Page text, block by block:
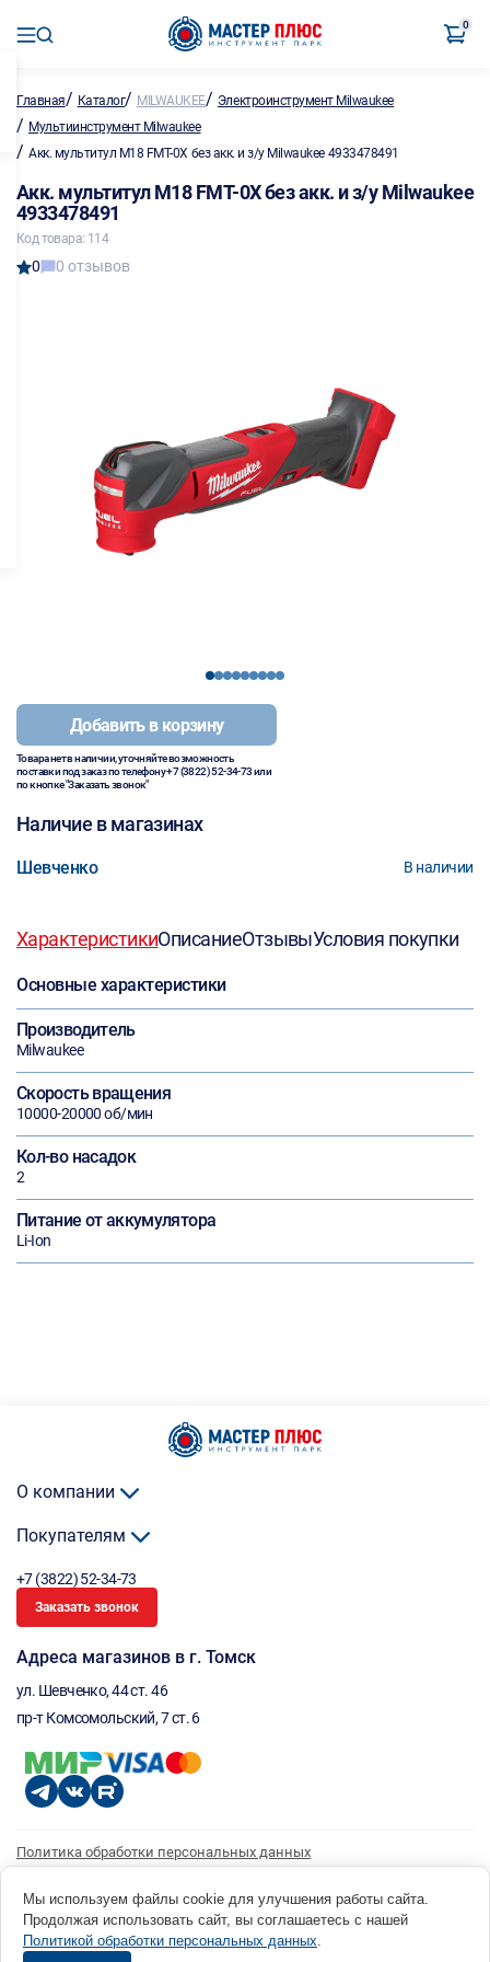
0
Главная/ Каталог/ MILWAUKEE/ Электроинструмент Milwaukee
/ Мультиинструмент Milwaukee
/ Акк. мультитул M18 FMT-0X без акк. и з/у Milwaukee 4933478491
Акк. мультитул M18 FMT-0X без акк. и з/у Milwaukee
4933478491
Код товара: 114
0 0 отзывов
123456789
Добавить в корзину
Товара нет в наличии, уточняйте возможность
поставки под заказ по телефону+7 (3822) 52-34-73или
по кнопке "Заказать звонок"
Наличие в магазинах
Шевченко В наличии
ХарактеристикиОписаниеОтзывыУсловия покупки
Основные характеристики
Производитель
Milwaukee
Скорость вращения
10000-20000 об/мин
Кол-во насадок
2
Питание от аккумулятора
Li-Ion
О компании
Покупателям
+7 (3822) 52-34-73
Заказать звонок
Адреса магазинов в г. Томск
ул. Шевченко, 44 ст. 46
пр-т Комсомольский, 7 ст. 6
Политика обработки персональных данных
Согласие на получение рассылки
© 1996 - 2026 инструмент парк «Мастер Плюс» Россия, г. Томск, ул. Шевченко, 44 ст. 46, (3822) 52-34-
73 okp@masterplus.tomsk.ru ИП Брусницын Д.Н. ИНН 701700002741
Мы используем файлы cookie для улучшения работы сайта.
Продолжая использовать сайт, вы соглашаетесь с нашей
Политикой обработки персональных данных.